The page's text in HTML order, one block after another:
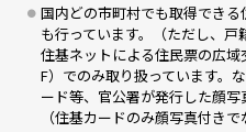
国内どの市町村でも取得でき
も行っています。（ただし、戸
住基ネットによる住民票の広
F）でのみ取り扱っています。
ード等、官公署が発行した顔写
（住基カードのみ顔写真付きで